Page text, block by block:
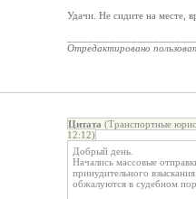
Удачи. Не сидите на месте,
Отредактировано
Цитата (Транспортные
12:12)
Добрый день.
Начались массовые
принудительного
обжалуются в судебном